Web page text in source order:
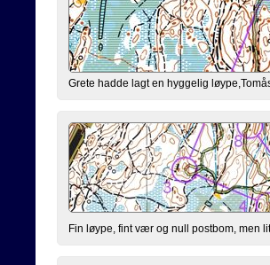
Grete hadde lagt en hyggelig
Fin løype, fint vær og null postbom, men